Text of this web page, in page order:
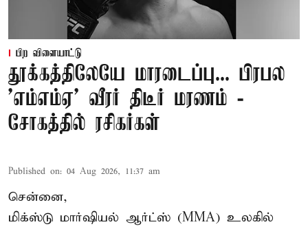
பிற விளையாட்டு
தூக்கத்திலேயே மாரடைப்பு... பிரபல
’எம்எம்ஏ’ வீரர் திடீர் மரணம் -
சோகத்தில் ரசிகர்கள்
Published on: 04 Aug 2026, 11:37 am
சென்னை,
மிக்ஸ்டு மார்ஷியல் ஆர்ட்ஸ் (MMA) உலகில்